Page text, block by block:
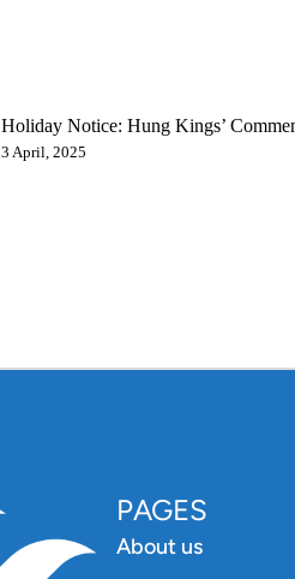
Holiday Notice: Hung Kings’
3 April, 2025
PAGES
About us